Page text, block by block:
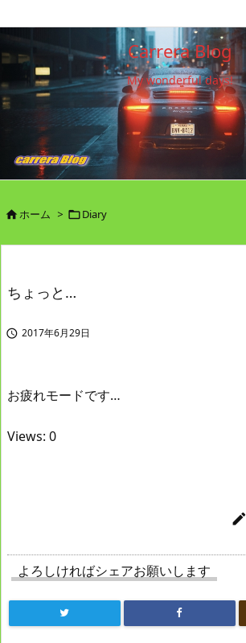
Carrera Blog
My wonderful days!
ホーム > Diary
ちょっと…
 2017年6月29日
お疲れモードです…
Views: 0

よろしければシェアお願いします